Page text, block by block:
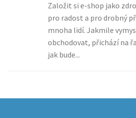
Založit si e-shop jako
pro radost a pro drobný
mnoha lidí. Jakmile
obchodovat, přichází na
jak bude...